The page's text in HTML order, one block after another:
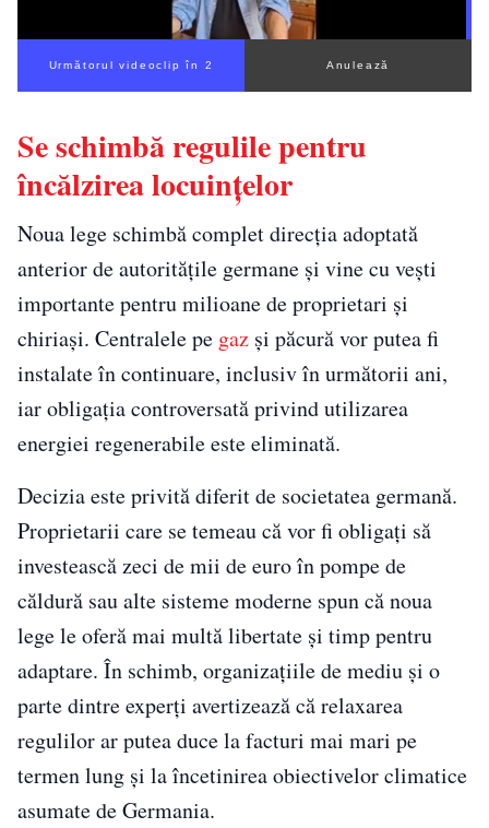
Următorul videoclip în 1 Anulează
Se schimbă regulile pentru
încălzirea locuințelor
Noua lege schimbă complet direcția adoptată
anterior de autoritățile germane și vine cu vești
importante pentru milioane de proprietari și
chiriași. Centralele pe gaz și păcură vor putea fi
instalate în continuare, inclusiv în următorii ani,
iar obligația controversată privind utilizarea
energiei regenerabile este eliminată.
Decizia este privită diferit de societatea germană.
Proprietarii care se temeau că vor fi obligați să
investească zeci de mii de euro în pompe de
căldură sau alte sisteme moderne spun că noua
lege le oferă mai multă libertate și timp pentru
adaptare. În schimb, organizațiile de mediu și o
parte dintre experți avertizează că relaxarea
regulilor ar putea duce la facturi mai mari pe
termen lung și la încetinirea obiectivelor climatice
asumate de Germania.